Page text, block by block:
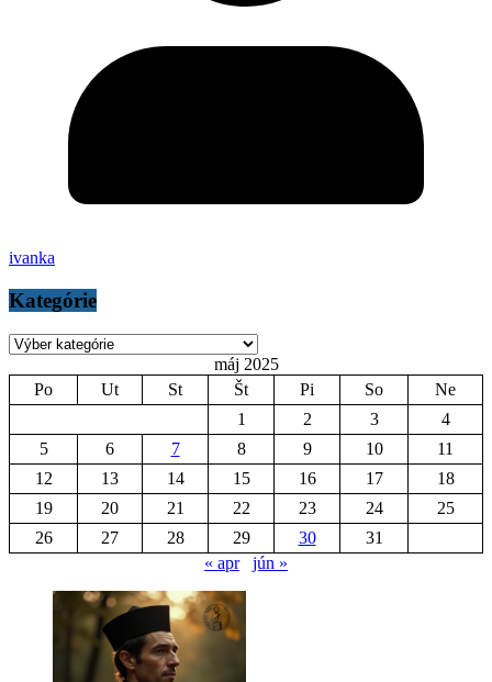
ivanka
Kategórie
Kategórie
máj 2025
Po
Ut St Št Pi So
Ne
1
2 3
4
5
6 7 8 9 10
11
12
13 14 15 16 17
18
19
20 21 22 23 24
25
26
27 28 29 30
31
« apr
jún »